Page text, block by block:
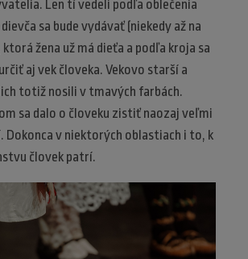
Len tí vedeli podľa oblečenia
sa bude vydávať (niekedy až na
ktorá žena už má dieťa a podľa kroja sa
aj vek človeka. Vekovo starší a
totiž nosili v tmavých farbách.
sa dalo o človeku zistiť naozaj veľmi
Dokonca v niektorých oblastiach i to, k
človek patrí.